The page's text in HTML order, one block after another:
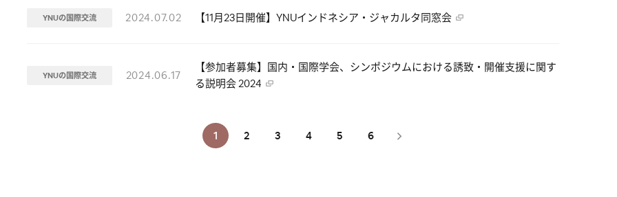
YNUの国際交流 2024.07.02 【11月23日開催】YNUインドネシア・ジャカルタ同窓会
YNUの国際交流 2024.06.17
【参加者募集】国内・国際学会、シンポジウムにおける誘致・開催支援に関す
る説明会 2024
1 2 3 4 5 6